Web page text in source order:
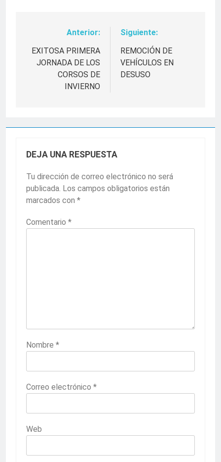
Navegación
de
entradas
Anterior:
EXITOSA PRIMERA
JORNADA DE LOS
CORSOS DE
INVIERNO
Siguiente:
REMOCIÓN DE
VEHÍCULOS EN
DESUSO
DEJA UNA RESPUESTA
Tu dirección de correo electrónico no será
publicada. Los campos obligatorios están
marcados con *
Comentario *
Nombre *
Correo electrónico *
Web